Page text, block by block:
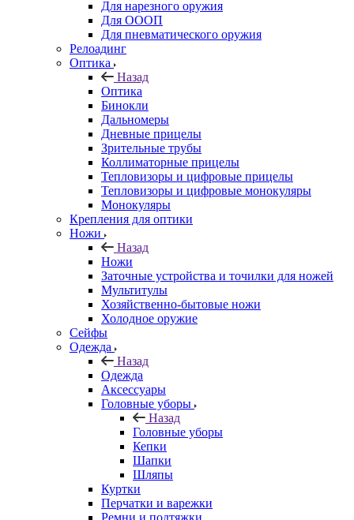
Для нарезного оружия
Для ОООП
Для пневматического оружия
Релоадинг
Оптика
Назад
Оптика
Бинокли
Дальномеры
Дневные прицелы
Зрительные трубы
Коллиматорные прицелы
Тепловизоры и цифровые прицелы
Тепловизоры и цифровые монокуляры
Монокуляры
Крепления для оптики
Ножи
Назад
Ножи
Заточные устройства и точилки для ножей
Мультитулы
Хозяйственно-бытовые ножи
Холодное оружие
Сейфы
Одежда
Назад
Одежда
Аксессуары
Головные уборы
Назад
Головные уборы
Кепки
Шапки
Шляпы
Куртки
Перчатки и варежки
Ремни и подтяжки